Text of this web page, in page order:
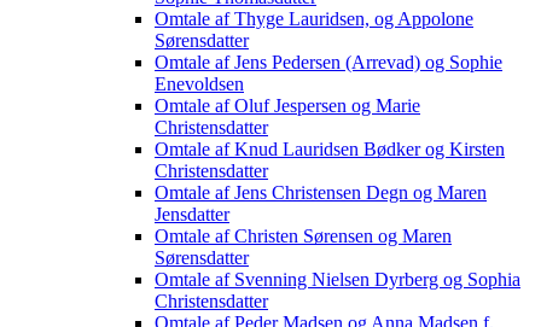
Omtale af Thyge Lauridsen, og Appolone
Sørensdatter
Omtale af Jens Pedersen (Arrevad) og Sophie
Enevoldsen
Omtale af Oluf Jespersen og Marie
Christensdatter
Omtale af Knud Lauridsen Bødker og Kirsten
Christensdatter
Omtale af Jens Christensen Degn og Maren
Jensdatter
Omtale af Christen Sørensen og Maren
Sørensdatter
Omtale af Svenning Nielsen Dyrberg og Sophia
Christensdatter
Omtale af Peder Madsen og Anna Madsen f.